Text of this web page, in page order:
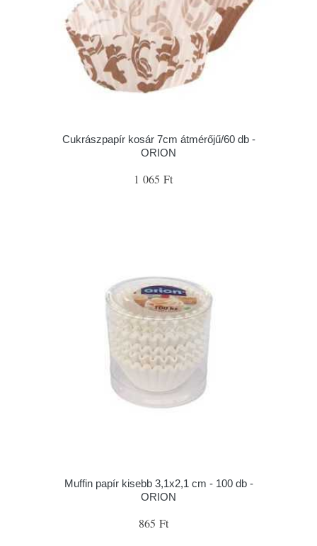
Cukrászpapír kosár 7cm átmérőjű/60 db -
ORION
1 065 Ft
Muffin papír kisebb 3,1x2,1 cm - 100 db -
ORION
865 Ft